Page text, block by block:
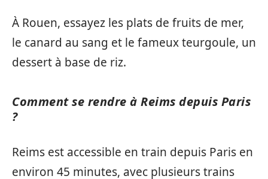
À Rouen, essayez les plats de fruits de mer,
le canard au sang et le fameux teurgoule, un
dessert à base de riz.
Comment se rendre à Reims depuis Paris
?
Reims est accessible en train depuis Paris en
environ 45 minutes, avec plusieurs trains